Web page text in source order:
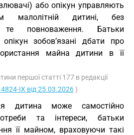
або опікун управляють
малолітній дитині, без
те повноваження. Батьки
зобов’язані дбати про
майна дитини в її
першої статті 177 в редакції
IX від 25.03.2026)
дитина може самостійно
та інтереси, батьки
її майном, враховуючи такі